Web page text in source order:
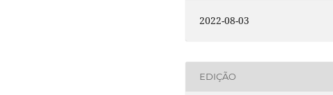
2022-08-03
EDIÇÃO